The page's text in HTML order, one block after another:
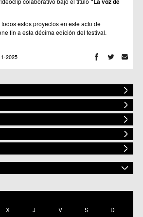
estos proyectos en este acto de
fin a esta décima edición del festival.
2025
X J V S
D